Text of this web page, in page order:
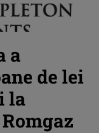
a
de lei
la